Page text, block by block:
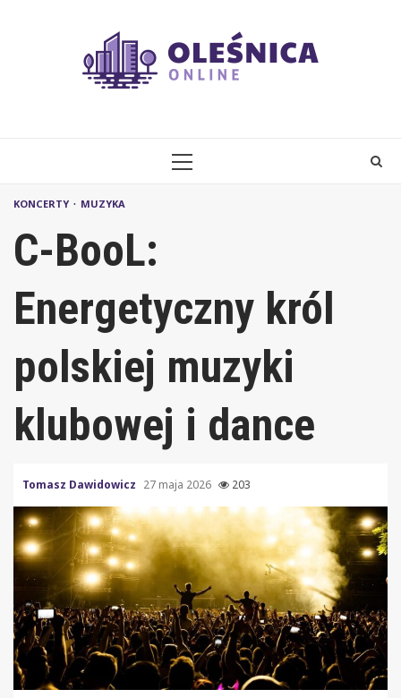
PRIMARY
KONCERTY MUZYKA
C-BooL:
Energetyczny król
polskiej muzyki
klubowej i dance
Tomasz Dawidowicz 27 maja 2026 203